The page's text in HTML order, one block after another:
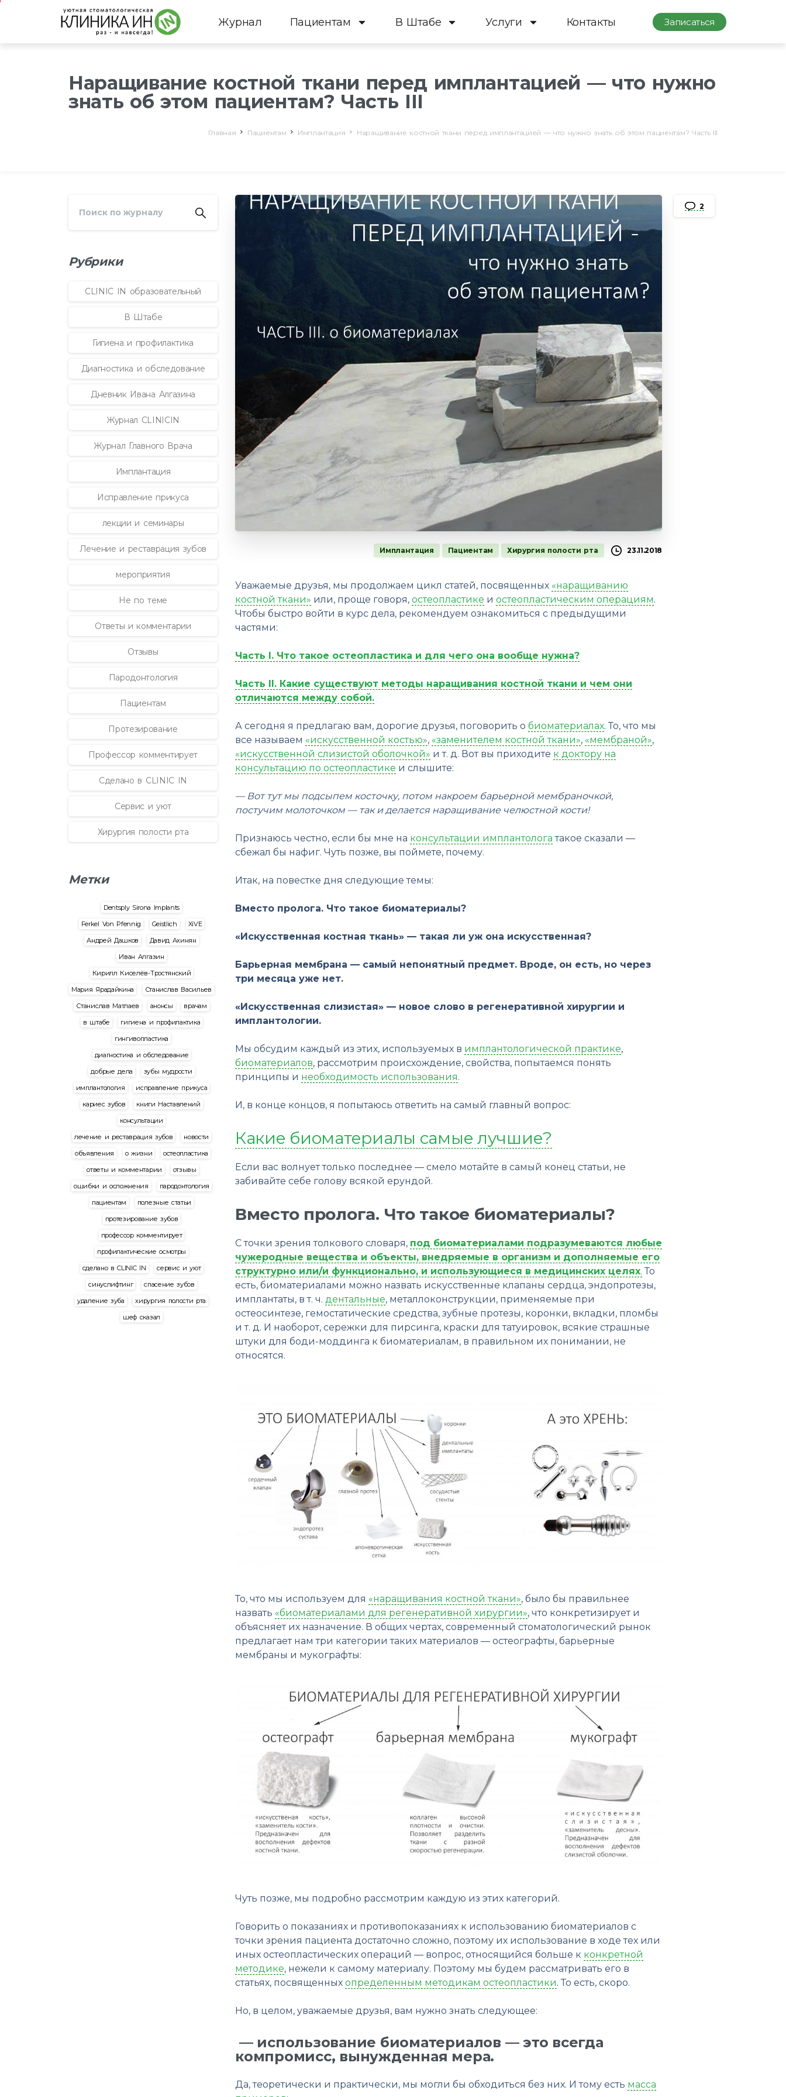
Журнал Пациентам В Штабе Услуги Контакты Записаться
Наращивание костной ткани перед имплантацией — что нужно
знать об этом пациентам? Часть III
Главная Пациентам Имплантация Наращивание костной ткани перед имплантацией — что нужно знать об этом пациентам? Часть III
Рубрики
CLINIC IN образовательный
В Штабе
Гигиена и профилактика
Диагностика и обследование
Дневник Ивана Алгазина
Журнал CLINICIN
Журнал Главного Врача
Имплантация
Исправление прикуса
лекции и семинары
Лечение и реставрация зубов
мероприятия
Не по теме
Ответы и комментарии
Отзывы
Пародонтология
Пациентам
Протезирование
Профессор комментирует
Сделано в CLINIC IN
Сервис и уют
Хирургия полости рта
Метки
Dentsply Sirona Implants
Ferkel Von Pfennig
Geistlich
XiVE
Андрей Дашков
Давид Ахинян
Иван Алгазин
Кирилл Киселёв-Тростянский
Мария Ярадайкина
Станислав Васильев
Станислав Матлаев
анонсы
врачам
в штабе
гигиена и профилактика
гингивопластика
диагностика и обследование
добрые дела
зубы мудрости
имплантология
исправление прикуса
кариес зубов
книги Наставлений
консультации
лечение и реставрация зубов
новости
объявления
о жизни
остеопластика
ответы и комментарии
отзывы
ошибки и осложнения
пародонтология
пациентам
полезные статьи
протезирование зубов
профессор комментирует
профилактические осмотры
сделано в CLINIC IN
сервис и уют
синуслифтинг
спасение зубов
удаление зуба
хирургия полости рта
шеф сказал
Имплантация Пациентам Хирургия полости рта 23.11.2018
Уважаемые друзья, мы продолжаем цикл статей, посвященных «наращиванию
костной ткани» или, проще говоря, остеопластике и остеопластическим операциям.
Чтобы быстро войти в курс дела, рекомендуем ознакомиться с предыдущими
частями:
Часть I. Что такое остеопластика и для чего она вообще нужна?
Часть II. Какие существуют методы наращивания костной ткани и чем они
отличаются между собой.
А сегодня я предлагаю вам, дорогие друзья, поговорить о биоматериалах. То, что мы
все называем «искусственной костью», «заменителем костной ткани», «мембраной»,
«искусственной слизистой оболочкой» и т. д. Вот вы приходите к доктору на
консультацию по остеопластике и слышите:
— Вот тут мы подсыпем косточку, потом накроем барьерной мембраночкой,
постучим молоточком — так и делается наращивание челюстной кости!
Признаюсь честно, если бы мне на консультации имплантолога такое сказали —
сбежал бы нафиг. Чуть позже, вы поймете, почему.
Итак, на повестке дня следующие темы:
Вместо пролога. Что такое биоматериалы?
«Искусственная костная ткань» — такая ли уж она искусственная?
Барьерная мембрана — самый непонятный предмет. Вроде, он есть, но через
три месяца уже нет.
«Искусственная слизистая» — новое слово в регенеративной хирургии и
имплантологии.
Мы обсудим каждый из этих, используемых в имплантологической практике,
биоматериалов, рассмотрим происхождение, свойства, попытаемся понять
принципы и необходимость использования.
И, в конце концов, я попытаюсь ответить на самый главный вопрос:
Какие биоматериалы самые лучшие?
Если вас волнует только последнее — смело мотайте в самый конец статьи, не
забивайте себе голову всякой ерундой.
Вместо пролога. Что такое биоматериалы?
С точки зрения толкового словаря, под биоматериалами подразумеваются любые
чужеродные вещества и объекты, внедряемые в организм и дополняемые его
структурно или/и функционально, и использующиеся в медицинских целях. То
есть, биоматериалами можно назвать искусственные клапаны сердца, эндопротезы,
имплантаты, в т. ч. дентальные, металлоконструкции, применяемые при
остеосинтезе, гемостатические средства, зубные протезы, коронки, вкладки, пломбы
и т. д. И наоборот, сережки для пирсинга, краски для татуировок, всякие страшные
штуки для боди-моддинга к биоматериалам, в правильном их понимании, не
относятся.
То, что мы используем для «наращивания костной ткани», было бы правильнее
назвать «биоматериалами для регенеративной хирургии», что конкретизирует и
объясняет их назначение. В общих чертах, современный стоматологический рынок
предлагает нам три категории таких материалов — остеографты, барьерные
мембраны и мукографты:
Чуть позже, мы подробно рассмотрим каждую из этих категорий.
Говорить о показаниях и противопоказаниях к использованию биоматериалов с
точки зрения пациента достаточно сложно, поэтому их использование в ходе тех или
иных остеопластических операций — вопрос, относящийся больше к конкретной
методике, нежели к самому материалу. Поэтому мы будем рассматривать его в
статьях, посвященных определенным методикам остеопластики. То есть, скоро.
Но, в целом, уважаемые друзья, вам нужно знать следующее:
— использование биоматериалов — это всегда
компромисс, вынужденная мера.
Да, теоретически и практически, мы могли бы обходиться без них. И тому есть масса
2